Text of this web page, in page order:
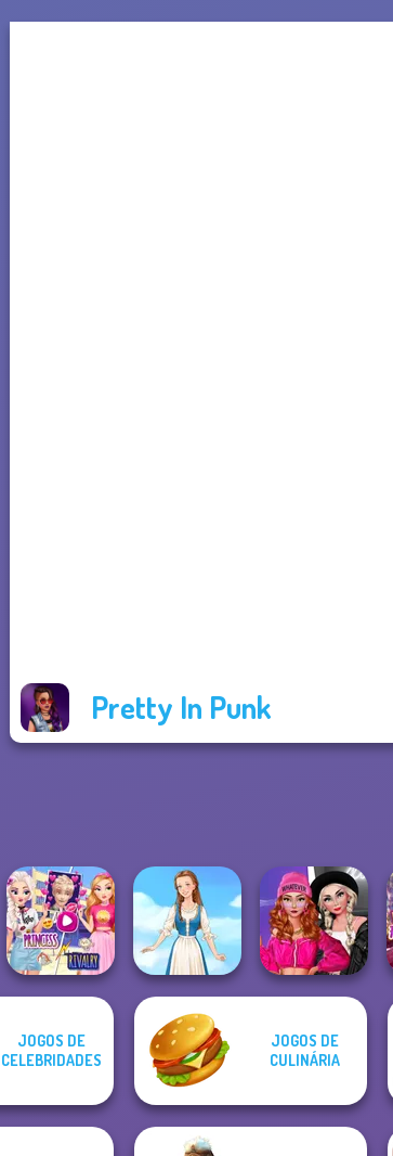
Pretty In Punk
Elsa And
Rapunzel
Princess Riv...
Folklore Fashion
Fashion Wars
Monochrome Vs
Rai...
JOGOS DE
CELEBRIDADES
JOGOS DE
CULINÁRIA